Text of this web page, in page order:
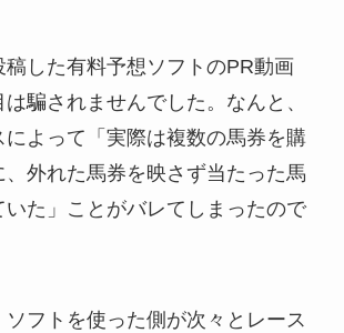
稿した有料予想ソフトのPR動画
騙されませんでした。なんと、
よって「実際は複数の馬券を購
、外れた馬券を映さず当たった馬
いた」ことがバレてしまったので
ソフトを使った側が次々とレース